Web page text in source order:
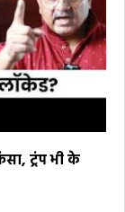
ट्रंप भी के